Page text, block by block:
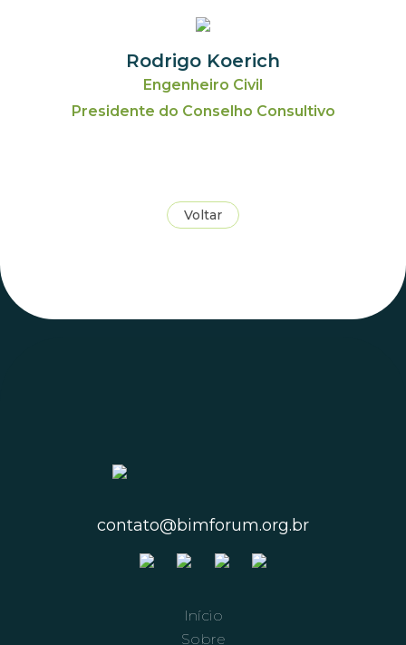
Rodrigo Koerich
Engenheiro Civil
Presidente do Conselho Consultivo
Voltar
contato@bimforum.org.br
Início
Sobre